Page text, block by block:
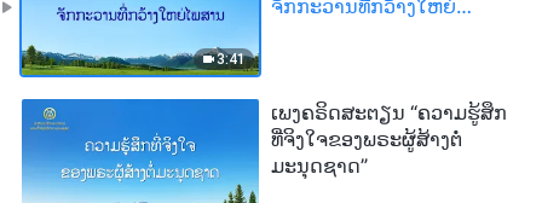
3:41
ຈັກກະວານທີ່ກວ້າງໃຫຍ່
ເພງຄຣິດສະຕຽນ “ຄວາມຮູ້ສຶກ
ທີ່ຈິງໃຈຂອງພຣະຜູ້ສ້າງຕໍ່
ມະນຸດຊາດ”